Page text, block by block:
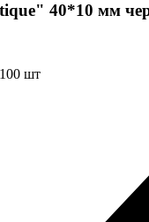
40*10 мм
шт